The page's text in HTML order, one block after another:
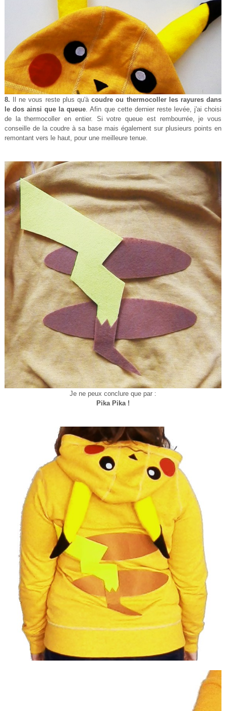
8. Il ne vous reste plus qu'àcoudre ou thermocoller les rayures dans
le dos ainsi que la queue . Afin que cette dernier reste levée, j'ai choisi
de la thermocoller en entier. Si votre queue est rembourrée, je vous
conseille de la coudre à sa base mais également sur plusieurs points en
remontant vers le haut, pour une meilleure tenue.
Je ne peux conclure que par :
Pika Pika !